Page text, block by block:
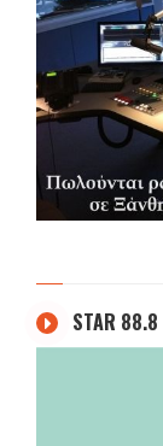
STAR 88.8